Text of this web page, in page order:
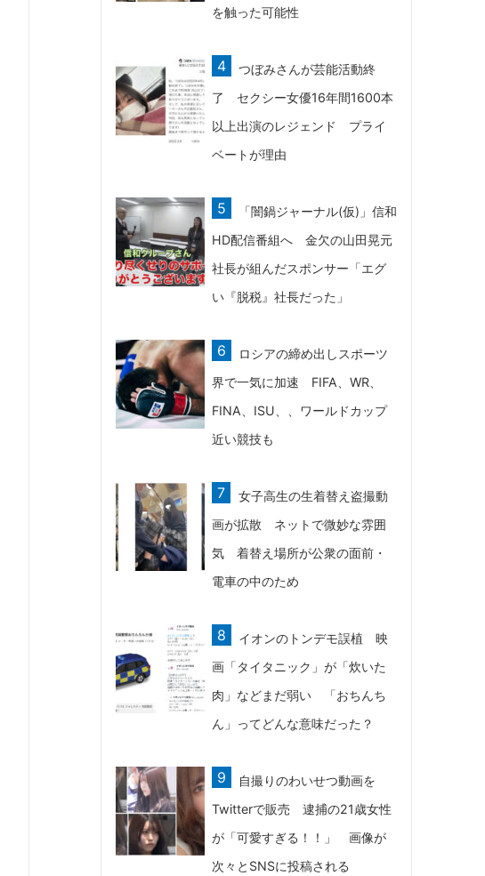
を触った可能性
つぼみさんが芸能活動終
了 セクシー女優16年間1600本
以上出演のレジェンド プライ
ベートが理由
「闇鍋ジャーナル(仮)」信和
HD配信番組へ 金欠の山田晃元
社長が組んだスポンサー「エグ
い『脱税』社長だった」
ロシアの締め出しスポーツ
界で一気に加速 FIFA、WR、
FINA、ISU、、ワールドカップ
近い競技も
女子高生の生着替え盗撮動
画が拡散 ネットで微妙な雰囲
気 着替え場所が公衆の面前・
電車の中のため
イオンのトンデモ誤植 映
画「タイタニック」が「炊いた
肉」などまだ弱い 「おちんち
ん」ってどんな意味だった？
自撮りのわいせつ動画を
Twitterで販売 逮捕の21歳女性
が「可愛すぎる！！」 画像が
次々とSNSに投稿される